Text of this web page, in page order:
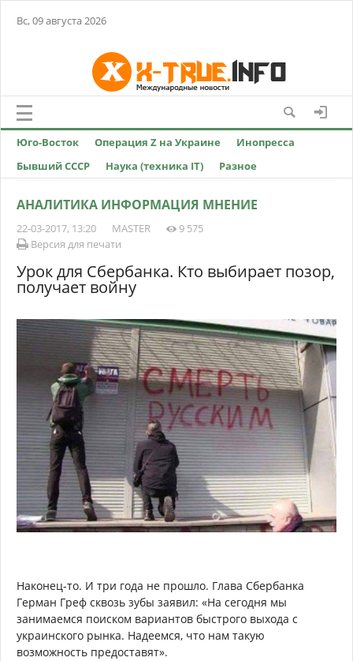
Вс, 09 августа 2026
Юго-Восток Операция Z на Украине
Инопресса
Бывший СССР
Наука (техника IT) Разное
АНАЛИТИКА ИНФОРМАЦИЯ МНЕНИЕ
22-03-2017, 13:20 MASTER
9 575
Версия для печати
Урок для Сбербанка. Кто выбирает позор,
получает войну
Наконец-то. И три года не прошло. Глава Сбербанка
Герман Греф сквозь зубы заявил: «На сегодня мы
занимаемся поиском вариантов быстрого выхода с
украинского рынка. Надеемся, что нам такую
возможность предоставят».